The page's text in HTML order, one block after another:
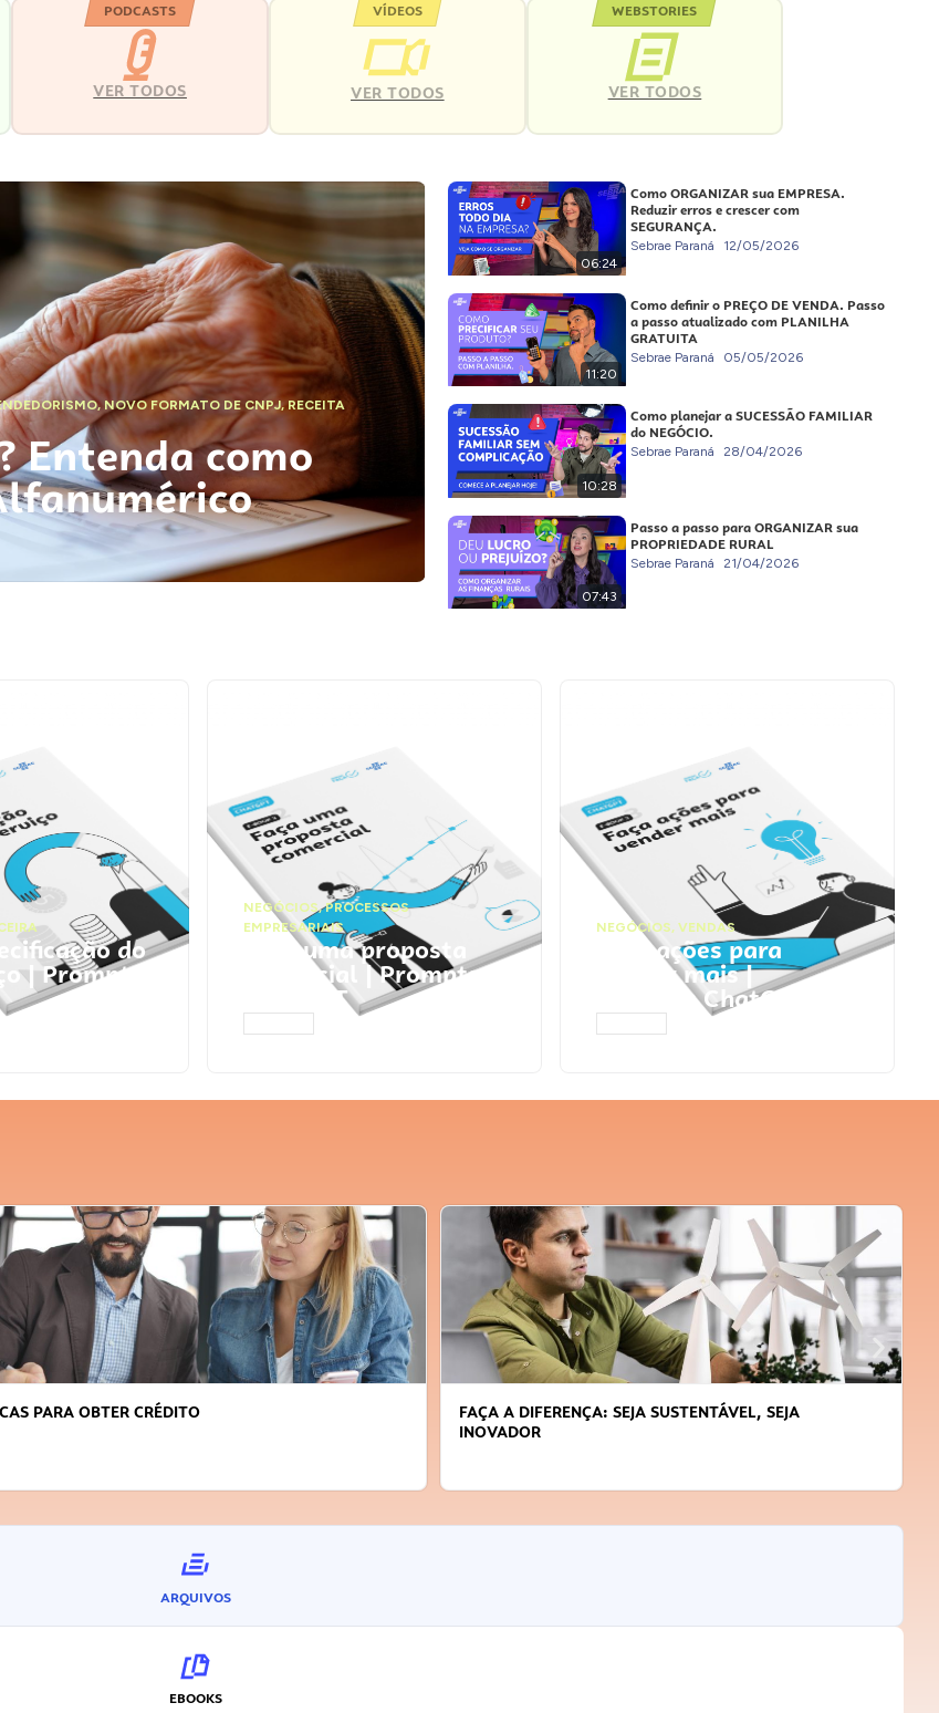
PODCASTS
VER TODOS
VÍDEOS
VER TODOS
WEBSTORIES
VER TODOS
,NOVO FORMATO DE CNPJ,RECEITA
Entenda como
06:24
Como ORGANIZAR sua EMPRESA.
Reduzir erros e crescer com
SEGURANÇA.
Sebrae Paraná 12/05/2026
11:20
Como definir o PREÇO DE VENDA. Passo
a passo atualizado com PLANILHA
GRATUITA
Sebrae Paraná 05/05/2026
10:28
Como planejar a SUCESSÃO FAMILIAR
do NEGÓCIO.
Sebrae Paraná 28/04/2026
07:43
Passo a passo para ORGANIZAR sua
PROPRIEDADE RURAL
Sebrae Paraná 21/04/2026
do
| Prompts
NEGÓCIOS,PROCESSOS
EMPRESARIAIS
Faça uma proposta
comercial | Prompts
ChatGPT
NEGÓCIOS, VENDAS
Faça ações para
vender mais |
Prompts ChatGPT
PARA OBTER CRÉDITO
FAÇA A DIFERENÇA: SEJA SUSTENTÁVEL, SEJA
INOVADOR
ARQUIVOS
EBOOKS